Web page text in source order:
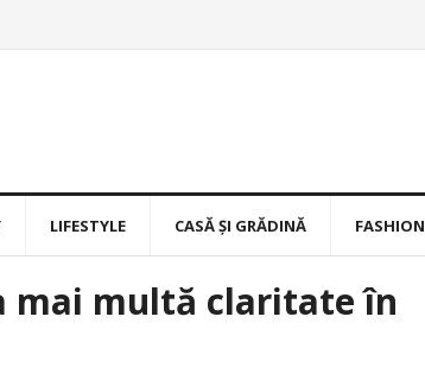
LIFESTYLE CASĂ ȘI GRĂDINĂ FASHION
mai multă claritate în